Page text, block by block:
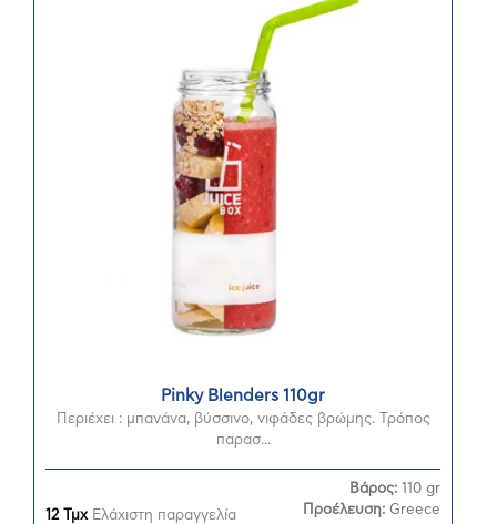
Pinky Blenders 110gr
Περιέχει : μπανάνα, βύσσινο, νιφάδες βρώμης. Τρόπος
παρασ...
12 ΤμχΕλάχιστη παραγγελία
Βάρος: 110 gr
Προέλευση: Greece